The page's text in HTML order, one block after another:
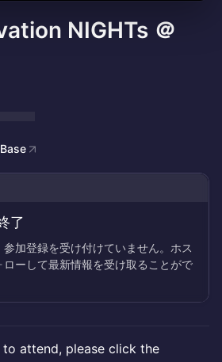
NIGHTs ＠
了
加登録を受け付けていません。ホス
ローして最新情報を受け取ることがで
attend, please click the